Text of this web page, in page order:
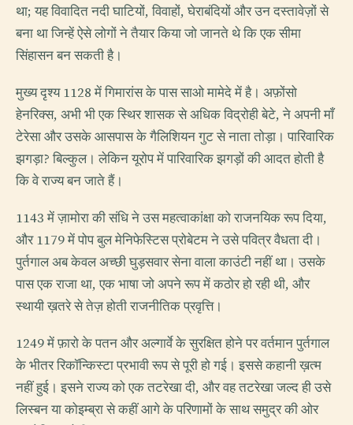
था; यह विवादित नदी घाटियों, विवाहों, घेराबंदियों और उन दस्तावेज़ों से
बना था जिन्हें ऐसे लोगों ने तैयार किया जो जानते थे कि एक सीमा
सिंहासन बन सकती है।
मुख्य दृश्य 1128 में गिमारांस के पास साओ मामेदे में है। अफ़ोंसो
हेनरिक्स, अभी भी एक स्थिर शासक से अधिक विद्रोही बेटे, ने अपनी माँ
टेरेसा और उसके आसपास के गैलिशियन गुट से नाता तोड़ा। पारिवारिक
झगड़ा? बिल्कुल। लेकिन यूरोप में पारिवारिक झगड़ों की आदत होती है
कि वे राज्य बन जाते हैं।
1143 में ज़ामोरा की संधि ने उस महत्वाकांक्षा को राजनयिक रूप दिया,
और 1179 में पोप बुल मेनिफेस्टिस प्रोबेटम ने उसे पवित्र वैधता दी।
पुर्तगाल अब केवल अच्छी घुड़सवार सेना वाला काउंटी नहीं था। उसके
पास एक राजा था, एक भाषा जो अपने रूप में कठोर हो रही थी, और
स्थायी ख़तरे से तेज़ होती राजनीतिक प्रवृत्ति।
1249 में फ़ारो के पतन और अल्गार्वे के सुरक्षित होने पर वर्तमान पुर्तगाल
के भीतर रिकॉन्किस्टा प्रभावी रूप से पूरी हो गई। इससे कहानी ख़त्म
नहीं हुई। इसने राज्य को एक तटरेखा दी, और वह तटरेखा जल्द ही उसे
लिस्बन या कोइम्ब्रा से कहीं आगे के परिणामों के साथ समुद्र की ओर